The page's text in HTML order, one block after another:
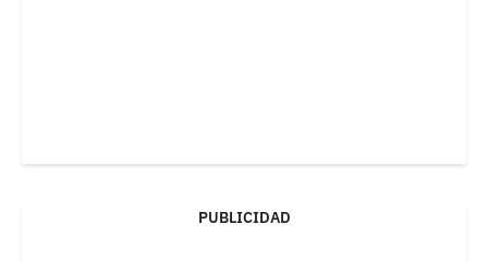
PUBLICIDAD